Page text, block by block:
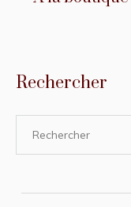
Rechercher